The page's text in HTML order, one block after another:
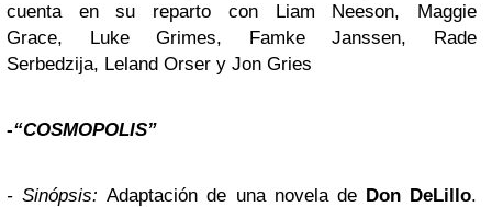
cuenta en su reparto con Liam Neeson, Maggie
Grace, Luke Grimes, Famke Janssen, Rade
Serbedzija, Leland Orser y Jon Gries
-“COSMOPOLIS”
-Sinópsis:Adaptación de una novela de Don DeLillo.